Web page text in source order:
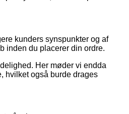
kunders synspunkter og af
inden du placerer din ordre.
Her møder vi endda
hvilket også burde drages